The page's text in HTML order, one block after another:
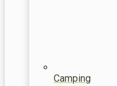
Camping